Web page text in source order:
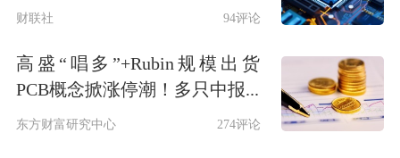
此前报道>>>巴拿马政府强行接管李嘉
财联社 94评论
高盛“唱多”+Rubin规模出货
PCB概念掀涨停潮！多只中报...
东方财富研究中心 274评论